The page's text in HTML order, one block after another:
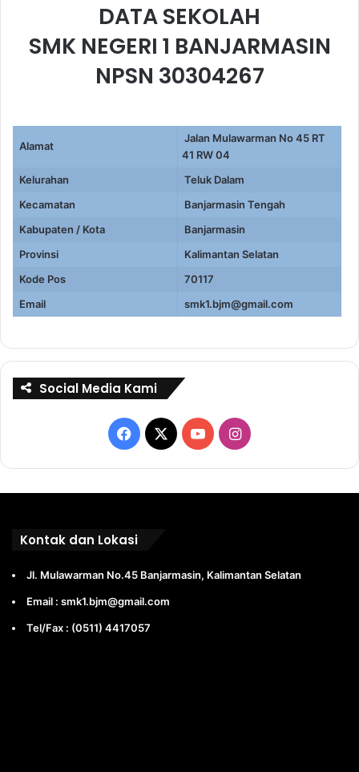
DATA SEKOLAH
SMK NEGERI 1 BANJARMASIN
NPSN 30304267
Alamat
Jalan Mulawarman No 45 RT
41 RW 04
Kelurahan
Teluk Dalam
Kecamatan
Banjarmasin Tengah
Kabupaten / Kota
Banjarmasin
Provinsi
Kalimantan Selatan
Kode Pos
70117
Email
smk1.bjm@gmail.com
Social Media Kami
Facebook
X YouTubeInstagram
Kontak dan Lokasi
Jl. Mulawarman No.45 Banjarmasin, Kalimantan Selatan
Email : smk1.bjm@gmail.com
Tel/Fax : (0511) 4417057